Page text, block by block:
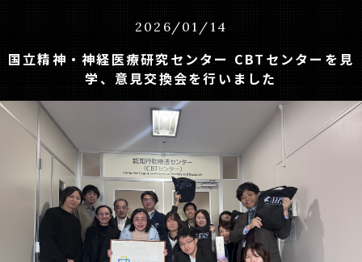
2026 /01 /14
国立精神・神経医療研究センター CBTセンターを見
学、意見交換会を行いました